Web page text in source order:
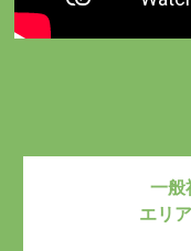
一般
エリ